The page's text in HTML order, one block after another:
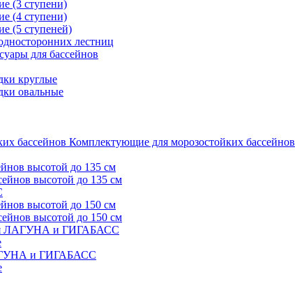
(3 ступени)
(4 ступени)
(5 ступеней)
лестниц
для бассейнов
круглые
овальные
Комплектующие для морозостойких бассейнов
высотой до 135 см
высотой до 135 см
высотой до 150 см
высотой до 150 см
ЛАГУНА и ГИГАБАСС
и ГИГАБАСС